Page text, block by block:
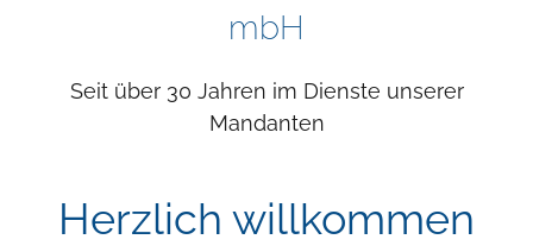
mbH
Seit über 30 Jahren im Dienste unserer
Mandanten
Herzlich willkommen